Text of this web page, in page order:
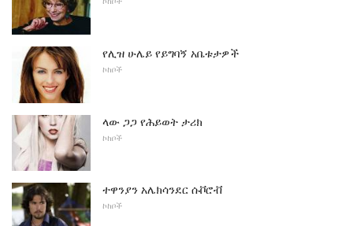
የሊዝ ሁሌይ የይግባኝ አቤቱታዎች
ኮከቦች
ላው ጋጋ የሕይወት ታሪክ
ኮከቦች
ተዋንያን አሌክሳንደር ሱቮሮቭ
ኮከቦች